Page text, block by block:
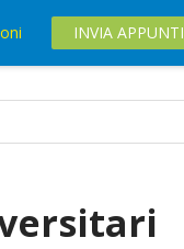
INVIA APPUNTI